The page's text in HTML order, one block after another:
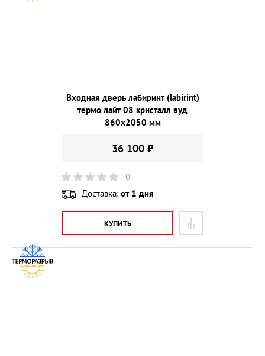
Входная дверь лабиринт (labirint)
термо лайт 08 кристалл вуд
860х2050 мм
36 100 ₽
0
Доставка: от 1 дня
КУПИТЬ